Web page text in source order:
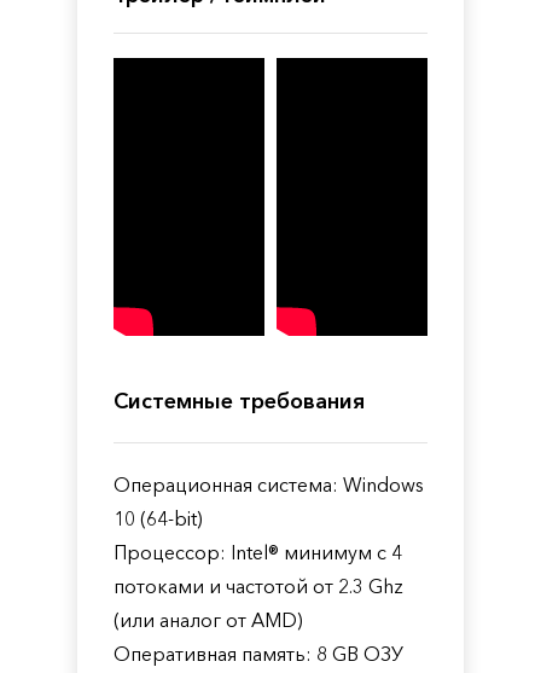
Системные требования
Операционная система: Windows
10 (64-bit)
Процессор: Intel® минимум с 4
потоками и частотой от 2.3 Ghz
(или аналог от AMD)
Оперативная память: 8 GB ОЗУ